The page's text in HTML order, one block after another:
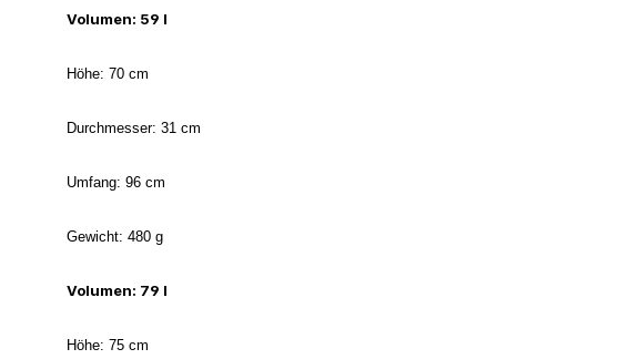
Volumen: 59 l
Höhe: 70 cm
Durchmesser: 31 cm
Umfang: 96 cm
Gewicht: 480 g
Volumen: 79 l
Höhe: 75 cm